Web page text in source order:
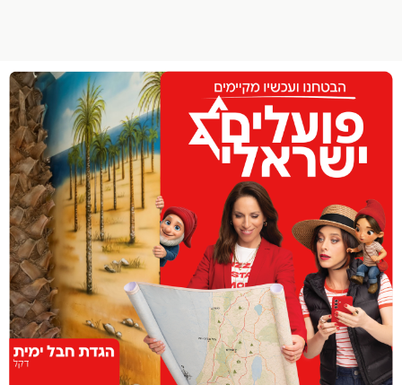
הפרופיל שלי
התנתק